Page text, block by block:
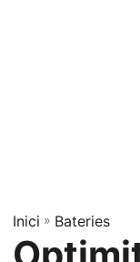
Inici » Bateries